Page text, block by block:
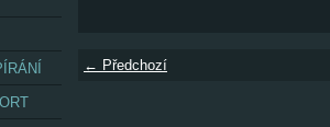
← Předchozí